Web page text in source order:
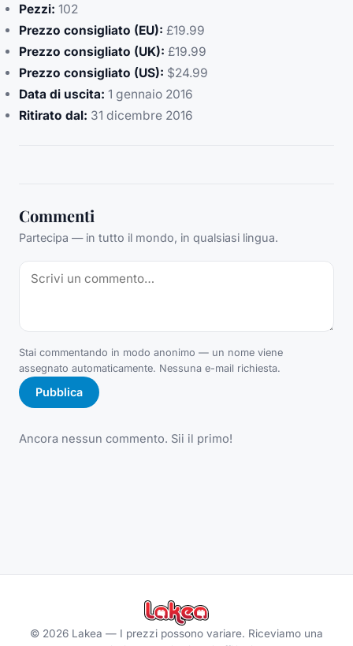
Pezzi: 102
Prezzo consigliato (EU): £19.99
Prezzo consigliato (UK): £19.99
Prezzo consigliato (US): $24.99
Data di uscita: 1 gennaio 2016
Ritirato dal: 31 dicembre 2016
Commenti
Partecipa — in tutto il mondo, in qualsiasi lingua.
Stai commentando in modo anonimo — un nome viene
assegnato automaticamente. Nessuna e-mail richiesta.
Pubblica
Ancora nessun commento. Sii il primo!
© 2026 Lakea — I prezzi possono variare. Riceviamo una